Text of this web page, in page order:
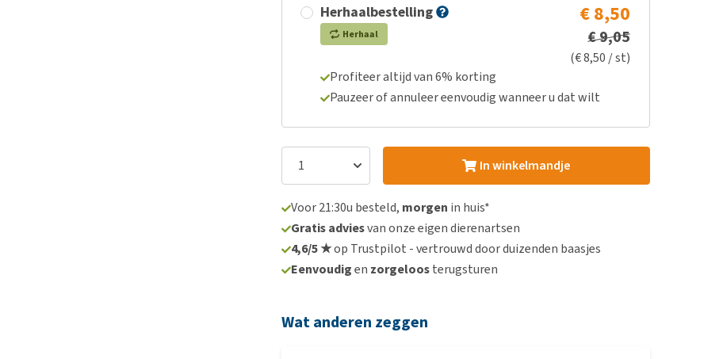
Herhaalbestelling
Herhaal
€ 8,50
€ 9,05
(€ 8,50 / st)
Profiteer altijd van 6% korting
Pauzeer of annuleer eenvoudig wanneer u dat wilt
In winkelmandje
Voor 21:30u besteld, morgen in huis*
Gratis adviesvan onze eigen dierenartsen
4,6/5 ★op Trustpilot - vertrouwd door duizenden baasjes
Eenvoudigen zorgeloosterugsturen
Wat anderen zeggen